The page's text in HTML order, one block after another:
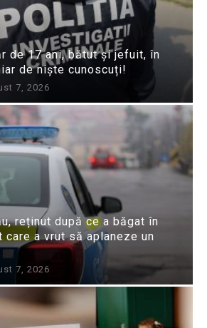
de 17 ani, bătut și jefuit, în
de niște cunoscuți!
7, 2026
reținut după ce a băgat în
care a vrut să aplaneze un
7, 2026